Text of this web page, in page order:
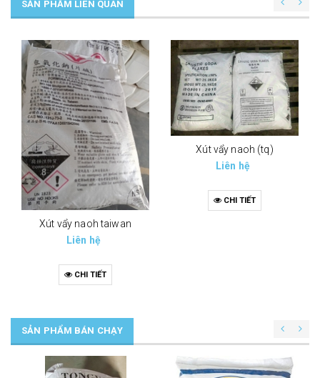
SẢN PHẨM LIÊN QUAN
Xút vẩy naoh taiwan
Liên hệ
CHI TIẾT
Xút vẩy naoh (tq)
Liên hệ
CHI TIẾT
SẢN PHẨM BÁN CHẠY